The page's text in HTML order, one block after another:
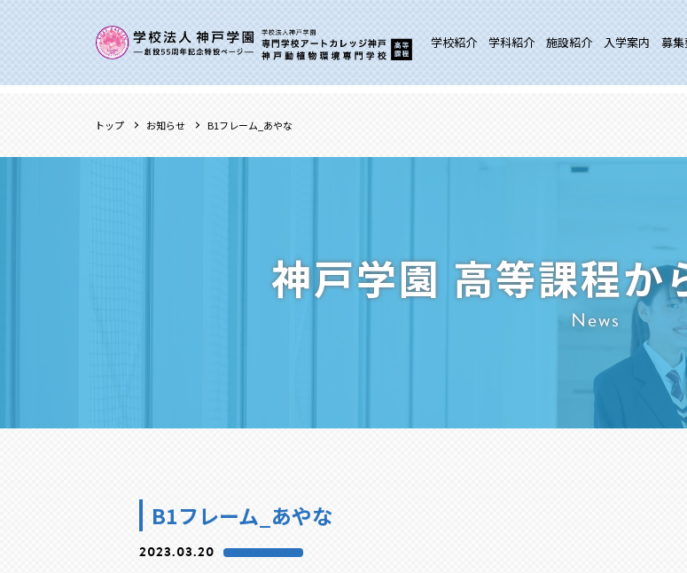
学校紹介 学科紹介 施設紹介 入学案内 募
トップ お知らせ B1フレーム_あやな
神戸学園 高等課程か
News
B1フレーム_あやな
2023.03.20